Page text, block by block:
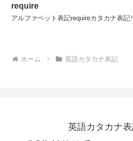
require
アルファベット表記requireカタカナ表記
ホーム 英語カタカナ表記
英語カタカナ